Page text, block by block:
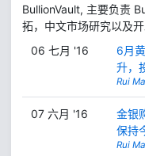
BullionVault, 主要负责
拓，中文市场研究以及开
06 七月 '16
6月
升，
Rui Ma
07 六月 '16
金银
保持
Rui Ma